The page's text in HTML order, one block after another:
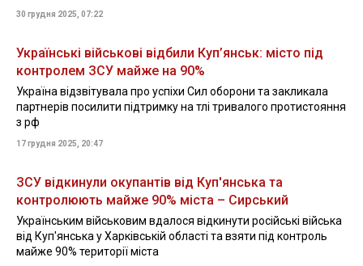
30 грудня 2025, 07:22
Українські військові відбили Куп’янськ: місто під
контролем ЗСУ майже на 90%
Україна відзвітувала про успіхи Сил оборони та закликала
партнерів посилити підтримку на тлі тривалого протистояння
з рф
17 грудня 2025, 20:47
ЗСУ відкинули окупантів від Куп'янська та
контролюють майже 90% міста – Сирський
Українським військовим вдалося відкинути російські війська
від Куп'янська у Харківській області та взяти під контроль
майже 90% території міста